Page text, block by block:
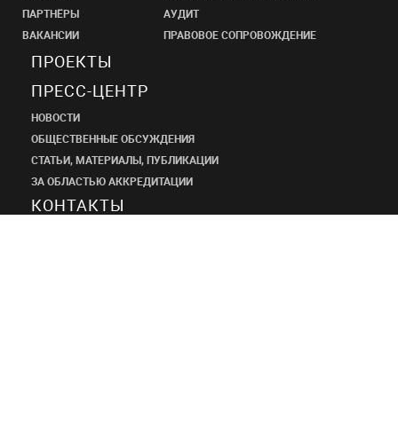
ПАРТНЁРЫ
ВАКАНСИИ
АУДИТ
ПРАВОВОЕ СОПРОВОЖДЕНИЕ
ПРОЕКТЫ
ПРЕСС-ЦЕНТР
НОВОСТИ
ОБЩЕСТВЕННЫЕ ОБСУЖДЕНИЯ
СТАТЬИ, МАТЕРИАЛЫ, ПУБЛИКАЦИИ
ЗА ОБЛАСТЬЮ АККРЕДИТАЦИИ
КОНТАКТЫ